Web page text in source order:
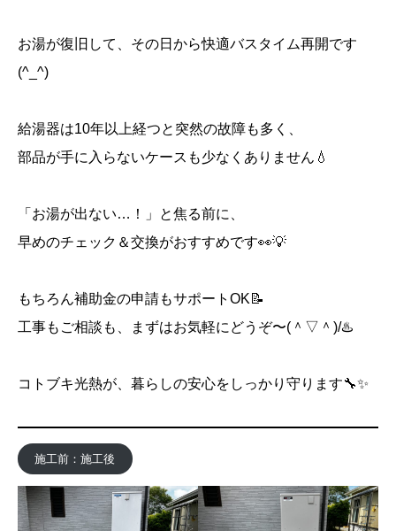
お湯が復旧して、その日から快適バスタイム再開です
(^_^)
給湯器は10年以上経つと突然の故障も多く、
部品が手に入らないケースも少なくありません💧
「お湯が出ない…！」と焦る前に、
早めのチェック＆交換がおすすめです👀💡
もちろん補助金の申請もサポートOK📝
工事もご相談も、まずはお気軽にどうぞ〜(＾▽＾)/♨️
コトブキ光熱が、暮らしの安心をしっかり守ります🔧✨
施工前：施工後